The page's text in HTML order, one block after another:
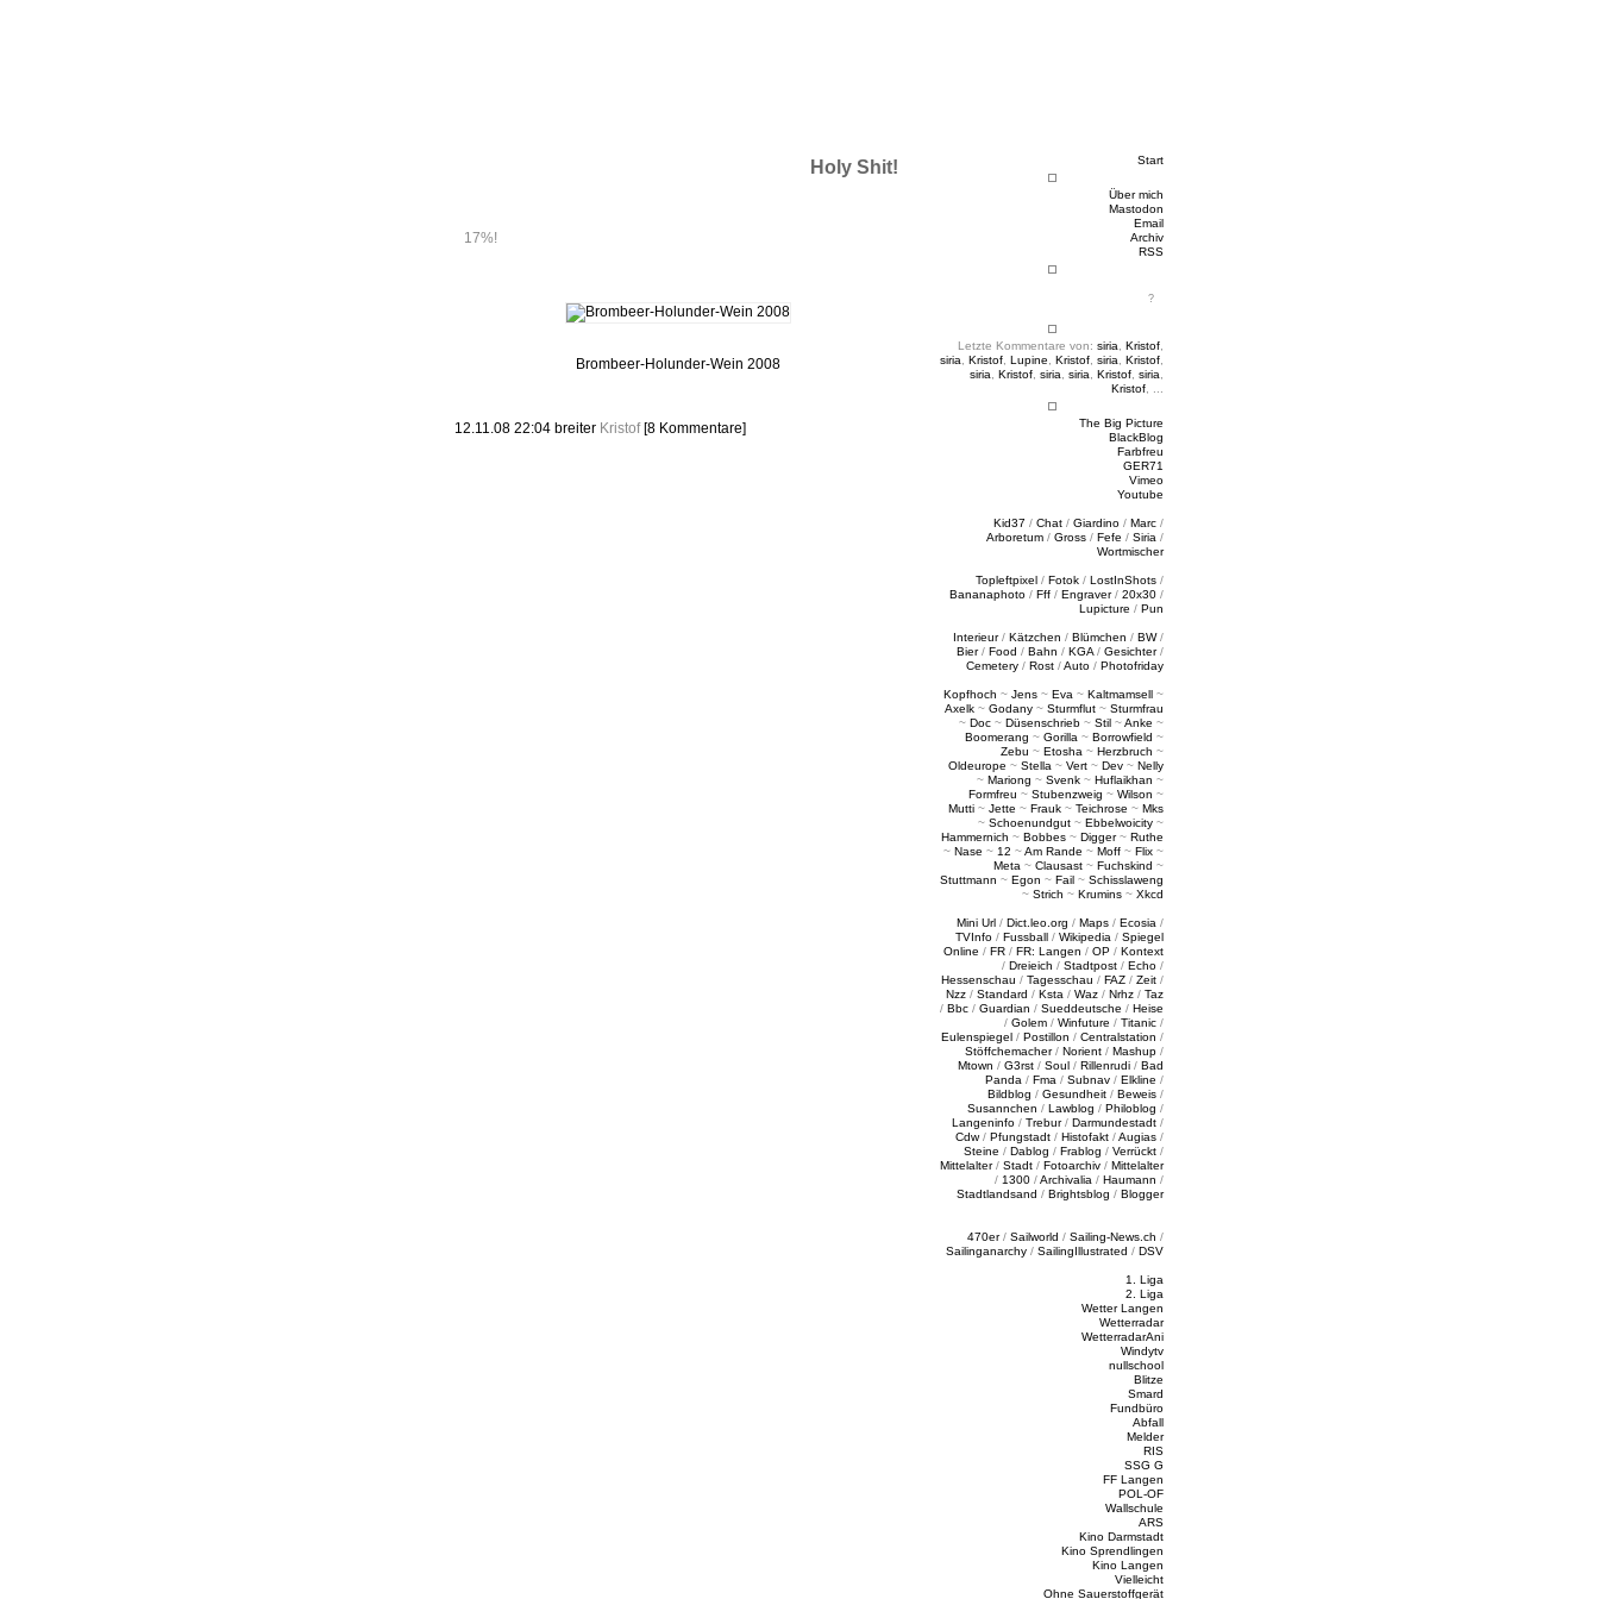
Start
Über mich
Mastodon
Email
Archiv
RSS
Letzte Kommentare von: siria Kristof
siria
Kristof Lupine Kristof siria Kristof
siria
Kristof siria siria Kristof siria
Kristof
The Big Picture
BlackBlog
Farbfreu
GER71
Vimeo
Youtube
Kid37 / Chat / Giardino / Marc /
Arboretum / Gross / Fefe / Siria /
Wortmischer
Topleftpixel / Fotok / LostInShots /
Bananaphoto / Fff / Engraver/ 20x30 /
Lupicture / Pun
Interieur/ Kätzchen / Blümchen / BW/
Bier/ Food / Bahn / KGA / Gesichter/
Cemetery / Rost /Auto / Photofriday
Kopfhoch ~ Jens ~ Eva ~ Kaltmamsell ~
Axelk ~ Godany ~ Sturmflut ~ Sturmfrau
~ Doc ~ Düsenschrieb ~ Stil ~Anke ~
Boomerang ~ Gorilla ~ Borrowfield ~
Zebu ~ Etosha ~ Herzbruch ~
Oldeurope ~ Stella ~ Vert ~ Dev ~ Nelly
~ Mariong ~ Svenk ~ Huflaikhan ~
Formfreu ~ Stubenzweig ~ Wilson ~
Mutti ~ Jette ~ Frauk ~ Teichrose ~ Mks
~ Schoenundgut ~ Ebbelwoicity ~
Hammernich ~ Bobbes ~ Digger~ Ruthe
~ Nase ~ 12 ~Am Rande ~ Moff ~ Flix ~
Meta ~ Clausast ~ Fuchskind ~
Stuttmann ~ Egon ~ Fail ~ Schisslaweng
~ Strich ~ Krumins ~ Xkcd
Mini Url / Dict.leo.org / Maps / Ecosia /
TVInfo / Fussball / Wikipedia / Spiegel
Online / FR / FR: Langen / OP / Kontext
/ Dreieich / Stadtpost / Echo /
Hessenschau / Tagesschau / FAZ / Zeit /
Nzz / Standard / Ksta / Waz / Nrhz / Taz
/ Bbc / Guardian / Sueddeutsche / Heise
/ Golem / Winfuture / Titanic /
Eulenspiegel / Postillon / Centralstation /
Stöffchemacher/ Norient / Mashup /
Mtown / G3rst / Soul / Rillenrudi / Bad
Panda / Fma / Subnav / Elkline /
Bildblog / Gesundheit / Beweis /
Susannchen / Lawblog / Philoblog /
Langeninfo / Trebur/ Darmundestadt /
Cdw/ Pfungstadt / Histofakt /Augias /
Steine / Dablog / Frablog / Verrückt /
Mittelalter/ Stadt / Fotoarchiv / Mittelalter
/ 1300 /Archivalia / Haumann /
Stadtlandsand / Brightsblog / Blogger
470er/ Sailworld / Sailing-News.ch /
Sailinganarchy / SailingIllustrated / DSV
1. Liga
2. Liga
Wetter Langen
Wetterradar
WetterradarAni
Windytv
nullschool
Blitze
Smard
Fundbüro
Abfall
Melder
RIS
SSG G
FF Langen
POL-OF
Wallschule
ARS
Kino Darmstadt
Kino Sprendlingen
Kino Langen
Vielleicht
Ohne Sauerstoffgerät
Holy Shit!
17%!
Brombeer-Holunder-Wein 2008
12.11.08 22:04 breiter Kristof [8 Kommentare]